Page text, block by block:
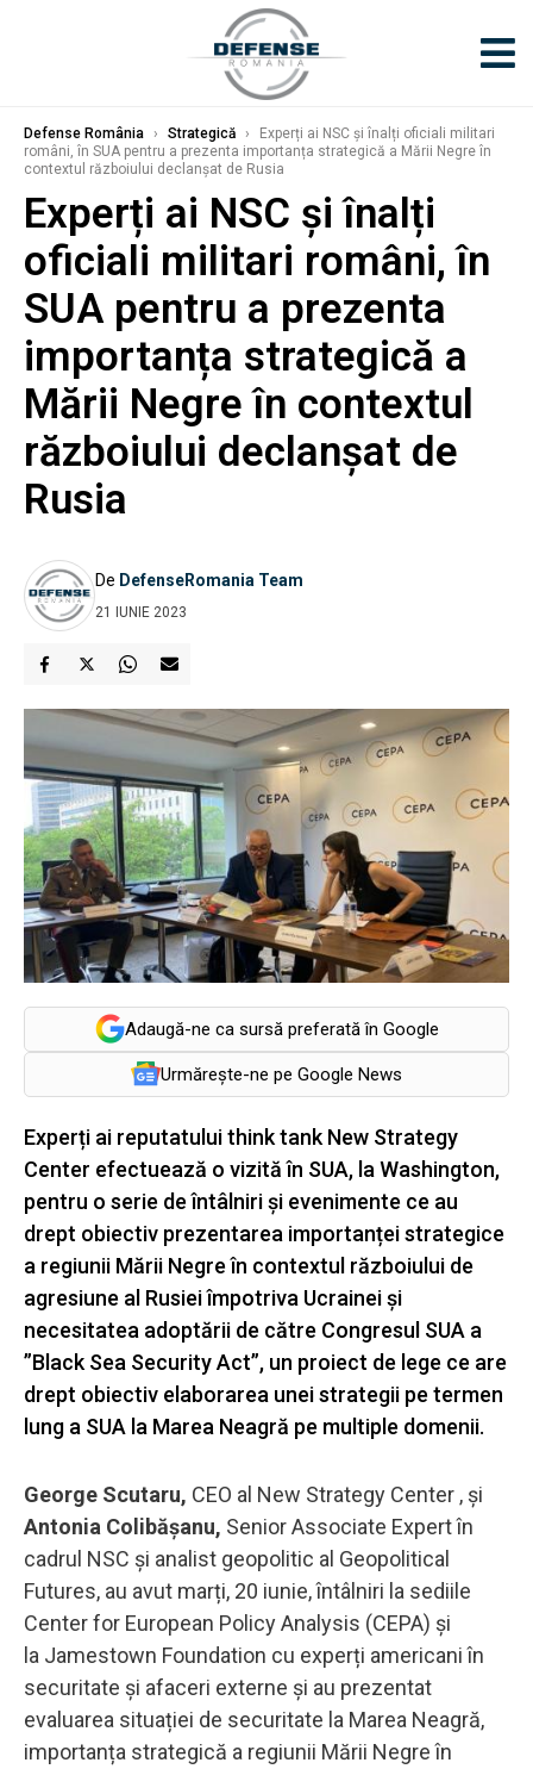
Defense România › Strategică ›
Experți ai NSC și înalți oficiali militari
români, în SUA pentru a prezenta importanța strategică a Mării Negre în
contextul războiului declanșat de Rusia
Experți ai NSC și înalți
oficiali militari români, în
SUA pentru a prezenta
importanța strategică a
Mării Negre în contextul
războiului declanșat de
Rusia
De DefenseRomania Team
21 IUNIE 2023
Adaugă-ne ca sursă preferată în Google
Urmărește-ne pe Google News
Experți ai reputatului think tank New Strategy
Center efectuează o vizită în SUA, la Washington,
pentru o serie de întâlniri și evenimente ce au
drept obiectiv prezentarea importanței strategice
a regiunii Mării Negre în contextul războiului de
agresiune al Rusiei împotriva Ucrainei și
necesitatea adoptării de către Congresul SUA a
”Black Sea Security Act”, un proiect de lege ce are
drept obiectiv elaborarea unei strategii pe termen
lung a SUA la Marea Neagră pe multiple domenii.
George Scutaru, CEO al New Strategy Center , și
Antonia Colibășanu, Senior Associate Expert în
cadrul NSC și analist geopolitic al Geopolitical
Futures, au avut marți, 20 iunie, întâlniri la sediile
Center for European Policy Analysis (CEPA) și
la Jamestown Foundation cu experți americani în
securitate și afaceri externe și au prezentat
evaluarea situației de securitate la Marea Neagră,
importanța strategică a regiunii Mării Negre în